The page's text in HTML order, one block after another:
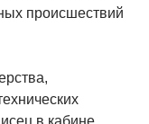
происшествий
в кабине